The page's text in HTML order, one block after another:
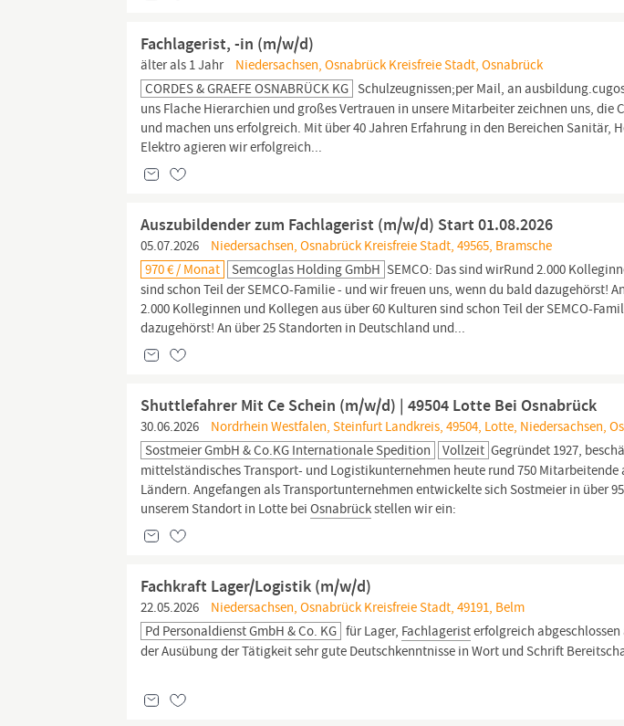
Fachlagerist, -in (m/w/d)
älter als 1 Jahr
Niedersachsen, Osnabrück Kreisfreie Stadt, Osnabrück
CORDES & GRAEFE OSNABRÜCK KG Schulzeugnissen;per Mail, an
uns Flache Hierarchien und großes Vertrauen in unsere Mitarbeiter zeichnen uns, die
und machen uns erfolgreich. Mit über 40 Jahren Erfahrung in den Bereichen
Elektro agieren wir erfolgreich...
Auszubildender zum Fachlagerist (m/w/d) Start 01.08.2026
05.07.2026
Niedersachsen, Osnabrück Kreisfreie Stadt, 49565, Bramsche
970 € / Monat
Semcoglas Holding GmbH SEMCO: Das sind wirRund 2.000
sind schon Teil der SEMCO-Familie - und wir freuen uns, wenn du bald dazugehörst!
2.000 Kolleginnen und Kollegen aus über 60 Kulturen sind schon Teil der SEMCO-
dazugehörst! An über 25 Standorten in Deutschland und...
Shuttlefahrer Mit Ce Schein (m/w/d) | 49504 Lotte Bei Osnabrück
30.06.2026
Nordrhein Westfalen, Steinfurt Landkreis, 49504, Lotte, Niedersachsen,
Sostmeier GmbH & Co.KG Internationale Spedition
Vollzeit Gegründet 1927,
mittelständisches Transport- und Logistikunternehmen heute rund 750 Mitarbeitende
Ländern. Angefangen als Transportunternehmen entwickelte sich Sostmeier in über
unserem Standort in Lotte beiOsnabrückstellen wir ein:
Fachkraft Lager/Logistik (m/w/d)
22.05.2026
Niedersachsen, Osnabrück Kreisfreie Stadt, 49191, Belm
Pd Personaldienst GmbH & Co. KG für Lager, Fachlageristerfolgreich
der Ausübung der Tätigkeit sehr gute Deutschkenntnisse in Wort und Schrift